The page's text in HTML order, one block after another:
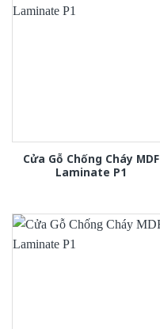
Cửa Gỗ Chống Cháy MDF
Laminate P1